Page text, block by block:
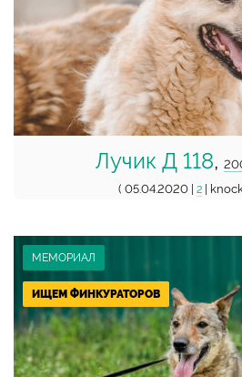
Лучик Д 118,
( 05.04.2020 | 2|
МЕМОРИАЛ
ИЩЕМ ФИНКУРАТОРОВ